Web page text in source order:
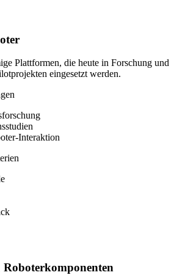
Plattformen, die heute in Forschung und
eingesetzt werden.
Interaktion